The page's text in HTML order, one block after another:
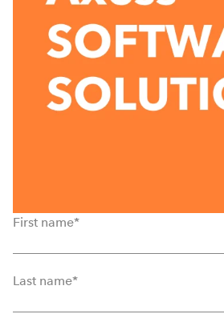
First name*
Last name*